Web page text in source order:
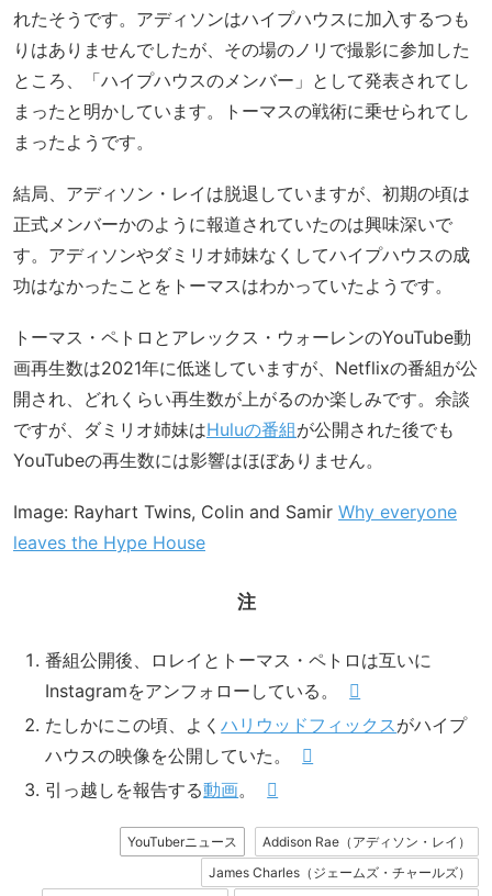
れたそうです。アディソンはハイプハウスに加入するつも
りはありませんでしたが、その場のノリで撮影に参加した
ところ、「ハイプハウスのメンバー」として発表されてし
まったと明かしています。トーマスの戦術に乗せられてし
まったようです。
結局、アディソン・レイは脱退していますが、初期の頃は
正式メンバーかのように報道されていたのは興味深いで
す。アディソンやダミリオ姉妹なくしてハイプハウスの成
功はなかったことをトーマスはわかっていたようです。
トーマス・ペトロとアレックス・ウォーレンのYouTube動
画再生数は2021年に低迷していますが、Netflixの番組が公
開され、どれくらい再生数が上がるのか楽しみです。余談
ですが、ダミリオ姉妹はHuluの番組が公開された後でも
YouTubeの再生数には影響はほぼありません。
Image: Rayhart Twins, Colin and Samir Why everyone
leaves the Hype House
注
番組公開後、ロレイとトーマス・ペトロは互いに
Instagramをアンフォローしている。
たしかにこの頃、よくハリウッドフィックスがハイプ
ハウスの映像を公開していた。
引っ越しを報告する動画。
YouTuberニュース
Addison Rae（アディソン・レイ）
James Charles（ジェームズ・チャールズ）